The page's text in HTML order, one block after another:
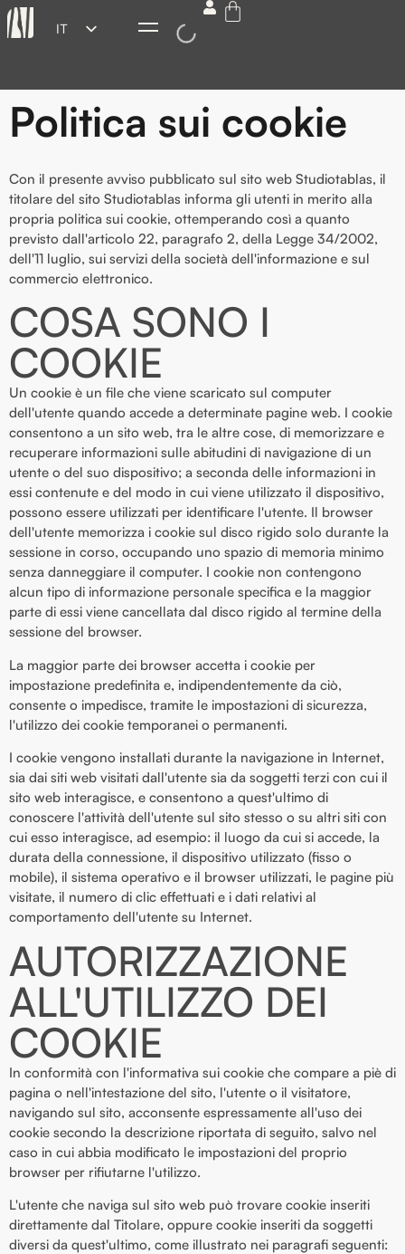
IT
EN
FR
Politica sui cookie
Con il presente avviso pubblicato sul sito web Studiotablas, il
titolare del sito Studiotablas informa gli utenti in merito alla
propria politica sui cookie, ottemperando così a quanto
previsto dall'articolo 22, paragrafo 2, della Legge 34/2002,
dell'11 luglio, sui servizi della società dell'informazione e sul
commercio elettronico.
COSA SONO I
COOKIE
Un cookie è un file che viene scaricato sul computer
dell'utente quando accede a determinate pagine web. I cookie
consentono a un sito web, tra le altre cose, di memorizzare e
recuperare informazioni sulle abitudini di navigazione di un
utente o del suo dispositivo; a seconda delle informazioni in
essi contenute e del modo in cui viene utilizzato il dispositivo,
possono essere utilizzati per identificare l'utente. Il browser
dell'utente memorizza i cookie sul disco rigido solo durante la
sessione in corso, occupando uno spazio di memoria minimo
senza danneggiare il computer. I cookie non contengono
alcun tipo di informazione personale specifica e la maggior
parte di essi viene cancellata dal disco rigido al termine della
sessione del browser.
La maggior parte dei browser accetta i cookie per
impostazione predefinita e, indipendentemente da ciò,
consente o impedisce, tramite le impostazioni di sicurezza,
l'utilizzo dei cookie temporanei o permanenti.
I cookie vengono installati durante la navigazione in Internet,
sia dai siti web visitati dall'utente sia da soggetti terzi con cui il
sito web interagisce, e consentono a quest'ultimo di
conoscere l'attività dell'utente sul sito stesso o su altri siti con
cui esso interagisce, ad esempio: il luogo da cui si accede, la
durata della connessione, il dispositivo utilizzato (fisso o
mobile), il sistema operativo e il browser utilizzati, le pagine più
visitate, il numero di clic effettuati e i dati relativi al
comportamento dell'utente su Internet.
AUTORIZZAZIONE
ALL'UTILIZZO DEI
COOKIE
In conformità con l'informativa sui cookie che compare a piè di
pagina o nell'intestazione del sito, l'utente o il visitatore,
navigando sul sito, acconsente espressamente all'uso dei
cookie secondo la descrizione riportata di seguito, salvo nel
caso in cui abbia modificato le impostazioni del proprio
browser per rifiutarne l'utilizzo.
L'utente che naviga sul sito web può trovare cookie inseriti
direttamente dal Titolare, oppure cookie inseriti da soggetti
diversi da quest'ultimo, come illustrato nei paragrafi seguenti: